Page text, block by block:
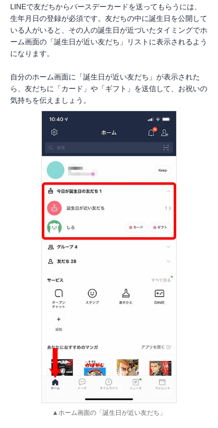
LINEで友だちからバースデーカードを送ってもらうには、
生年月日の登録が必須です。友だちの中に誕生日を公開して
いる人がいると、その人の誕生日が近づいたタイミングでホ
ーム画面の「誕生日が近い友だち」リストに表示されるよう
になります。
自分のホーム画面に「誕生日が近い友だち」が表示された
ら、友だちに「カード」や「ギフト」を送信して、お祝いの
気持ちを伝えましょう。
▲ホーム画面の「誕生日が近い友だち」